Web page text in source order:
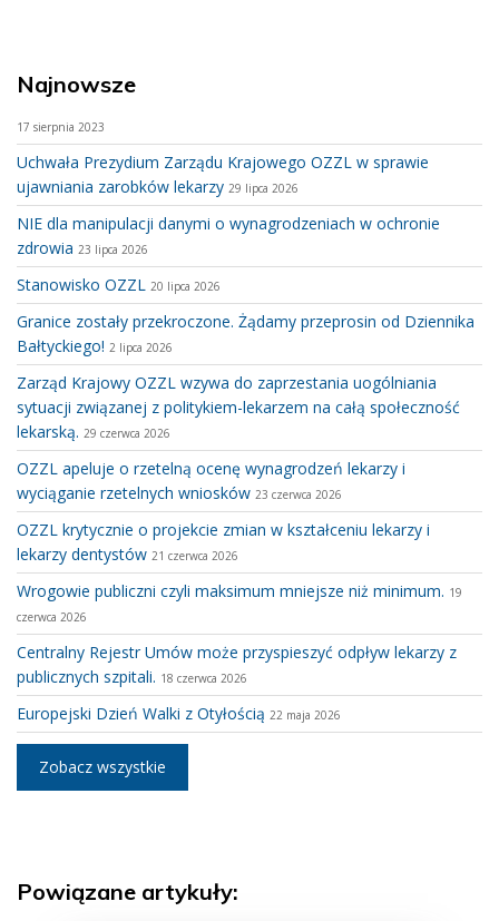
Najnowsze
17 sierpnia 2023
Uchwała Prezydium Zarządu Krajowego OZZL w sprawie
ujawniania zarobków lekarzy 29 lipca 2026
NIE dla manipulacji danymi o wynagrodzeniach w ochronie
zdrowia 23 lipca 2026
Stanowisko OZZL 20 lipca 2026
Granice zostały przekroczone. Żądamy przeprosin od Dziennika
Bałtyckiego! 2 lipca 2026
Zarząd Krajowy OZZL wzywa do zaprzestania uogólniania
sytuacji związanej z politykiem-lekarzem na całą społeczność
lekarską. 29 czerwca 2026
OZZL apeluje o rzetelną ocenę wynagrodzeń lekarzy i
wyciąganie rzetelnych wniosków 23 czerwca 2026
OZZL krytycznie o projekcie zmian w kształceniu lekarzy i
lekarzy dentystów 21 czerwca 2026
Wrogowie publiczni czyli maksimum mniejsze niż minimum. 19
czerwca 2026
Centralny Rejestr Umów może przyspieszyć odpływ lekarzy z
publicznych szpitali. 18 czerwca 2026
Europejski Dzień Walki z Otyłością 22 maja 2026
Zobacz wszystkie
Powiązane artykuły: